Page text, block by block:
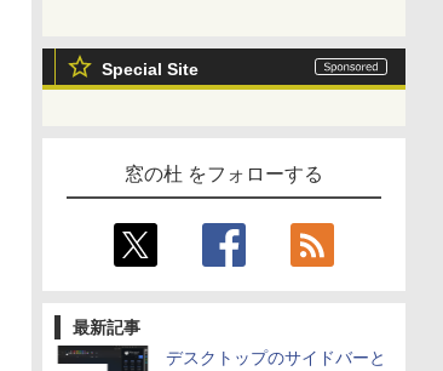
Special Site
窓の杜 をフォローする
最新記事
デスクトップのサイドバーと